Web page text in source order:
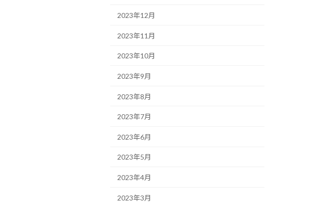
2023年12月
2023年11月
2023年10月
2023年9月
2023年8月
2023年7月
2023年6月
2023年5月
2023年4月
2023年3月